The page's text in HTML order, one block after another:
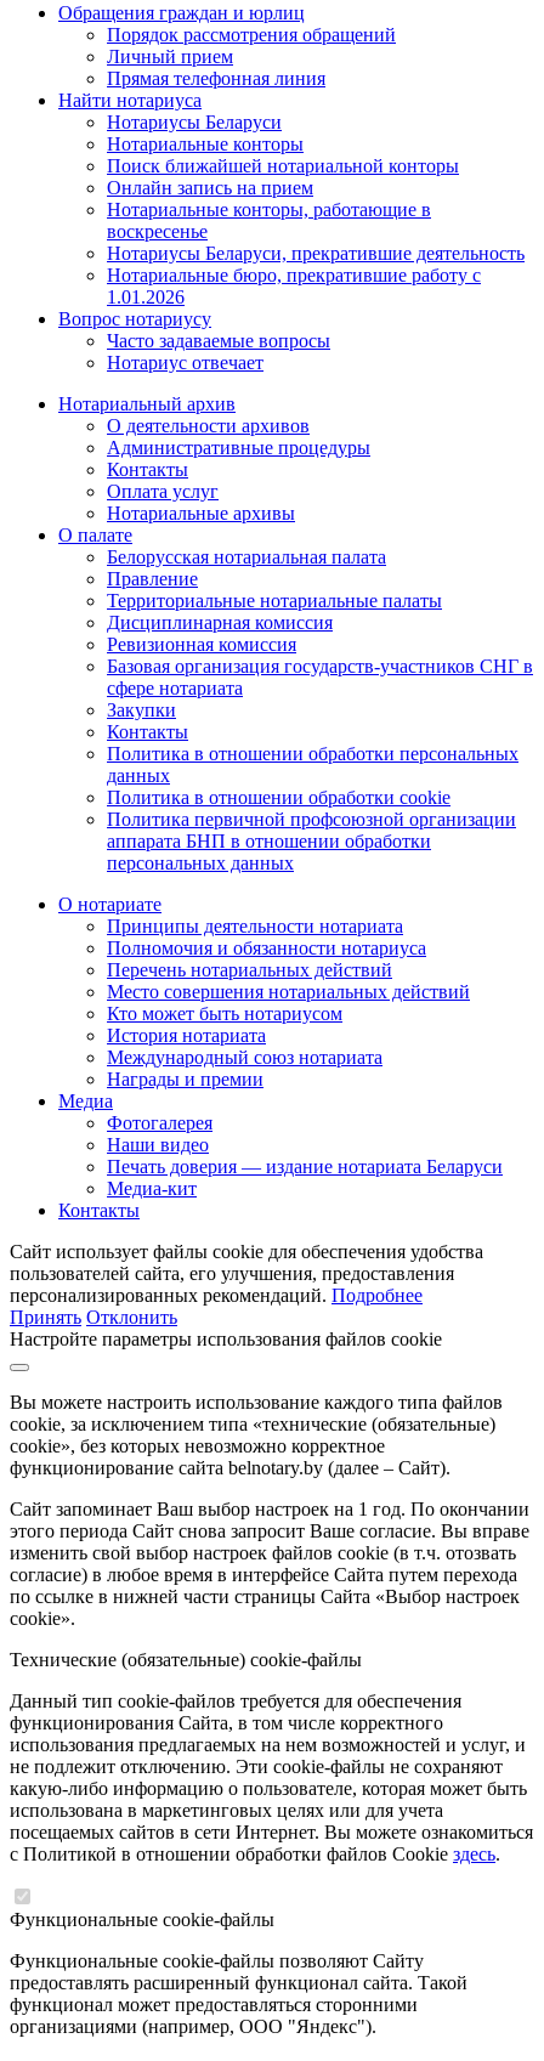
Обращения граждан и юрлиц
Порядок рассмотрения обращений
Личный прием
Прямая телефонная линия
Найти нотариуса
Нотариусы Беларуси
Нотариальные конторы
Поиск ближайшей нотариальной конторы
Онлайн запись на прием
Нотариальные конторы, работающие в
воскресенье
Нотариусы Беларуси, прекратившие деятельность
Нотариальные бюро, прекратившие работу с
1.01.2026
Вопрос нотариусу
Часто задаваемые вопросы
Нотариус отвечает
Нотариальный архив
О деятельности архивов
Административные процедуры
Контакты
Оплата услуг
Нотариальные архивы
О палате
Белорусская нотариальная палата
Правление
Территориальные нотариальные палаты
Дисциплинарная комиссия
Ревизионная комиссия
Базовая организация государств-участников СНГ в
сфере нотариата
Закупки
Контакты
Политика в отношении обработки персональных
данных
Политика в отношении обработки cookie
Политика первичной профсоюзной организации
аппарата БНП в отношении обработки
персональных данных
О нотариате
Принципы деятельности нотариата
Полномочия и обязанности нотариуса
Перечень нотариальных действий
Место совершения нотариальных действий
Кто может быть нотариусом
История нотариата
Международный союз нотариата
Награды и премии
Медиа
Фотогалерея
Наши видео
Печать доверия — издание нотариата Беларуси
Медиа-кит
Контакты
Сайт использует файлы cookie для обеспечения удобства
пользователей сайта, его улучшения, предоставления
персонализированных рекомендаций. Подробнее
Принять Отклонить
Настройте параметры использования файлов cookie
Вы можете настроить использование каждого типа файлов
cookie, за исключением типа «технические (обязательные)
cookie», без которых невозможно корректное
функционирование сайта belnotary.by (далее – Сайт).
Сайт запоминает Ваш выбор настроек на 1 год. По окончании
этого периода Сайт снова запросит Ваше согласие. Вы вправе
изменить свой выбор настроек файлов cookie (в т.ч. отозвать
согласие) в любое время в интерфейсе Сайта путем перехода
по ссылке в нижней части страницы Сайта «Выбор настроек
cookie».
Технические (обязательные) cookie-файлы
Данный тип cookie-файлов требуется для обеспечения
функционирования Сайта, в том числе корректного
использования предлагаемых на нем возможностей и услуг, и
не подлежит отключению. Эти cookie-файлы не сохраняют
какую-либо информацию о пользователе, которая может быть
использована в маркетинговых целях или для учета
посещаемых сайтов в сети Интернет. Вы можете ознакомиться
с Политикой в отношении обработки файлов Cookie здесь.
Функциональные cookie-файлы
Функциональные cookie-файлы позволяют Сайту
предоставлять расширенный функционал сайта. Такой
функционал может предоставляться сторонними
организациями (например, ООО "Яндекс").